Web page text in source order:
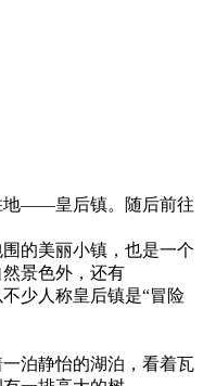
地——皇后镇。随后前往
的美丽小镇，也是一个
景色外，还有
少人称皇后镇是“冒险
泊静怡的湖泊，看着瓦